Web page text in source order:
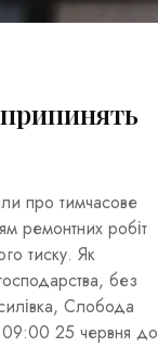
про тимчасове
ремонтних робіт
тиску. Як
без
Слобода
09:00 25 червня до